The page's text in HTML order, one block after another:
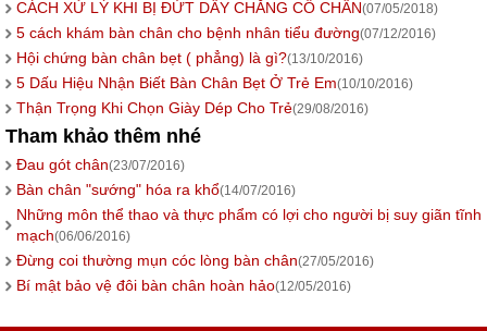
CÁCH XỬ LÝ KHI BỊ ĐỨT DÂY CHẰNG CỔ CHÂN(07/05/2018)
5 cách khám bàn chân cho bệnh nhân tiểu đường(07/12/2016)
Hội chứng bàn chân bẹt ( phẳng) là gì?(13/10/2016)
5 Dấu Hiệu Nhận Biết Bàn Chân Bẹt Ở Trẻ Em(10/10/2016)
Thận Trọng Khi Chọn Giày Dép Cho Trẻ(29/08/2016)
Tham khảo thêm nhé
Đau gót chân(23/07/2016)
Bàn chân "sướng" hóa ra khổ(14/07/2016)
Những môn thể thao và thực phẩm có lợi cho người bị suy giãn tĩnh
mạch(06/06/2016)
Đừng coi thường mụn cóc lòng bàn chân(27/05/2016)
Bí mật bảo vệ đôi bàn chân hoàn hảo(12/05/2016)